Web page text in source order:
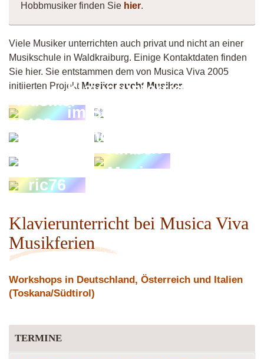
Hobbmusiker finden Sie hier.
Viele Musiker unterrichten auch privat und nicht an einer
Musikschule in Waldkraiburg. Einige Kontaktdaten finden
Sie hier. Sie entstammen dem von Musica Viva 2005
initiierten Projekt Musiker sucht Musiker.
Musiker
8492
Klavierunterricht
im Schwabing
München
Martin
Vincent
Ambe-
Music
ric76
Klavierunterricht bei Musica Viva
Musikferien
Workshops in Deutschland, Österreich und Italien
(Toskana/Südtirol)
TERMINE